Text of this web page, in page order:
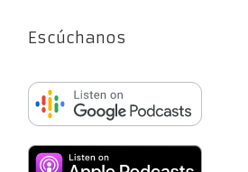
Escúchanos